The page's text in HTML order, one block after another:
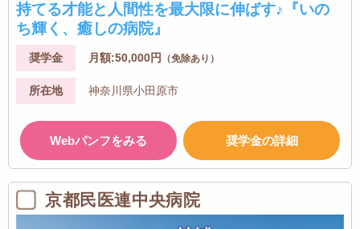
持てる才能と人間性を最大限に伸ばす♪『いの
ち輝く、癒しの病院』
奨学金 月額:50,000円 （免除あり）
所在地 神奈川県小田原市
Webパンフをみる 奨学金の詳細
京都民医連中央病院